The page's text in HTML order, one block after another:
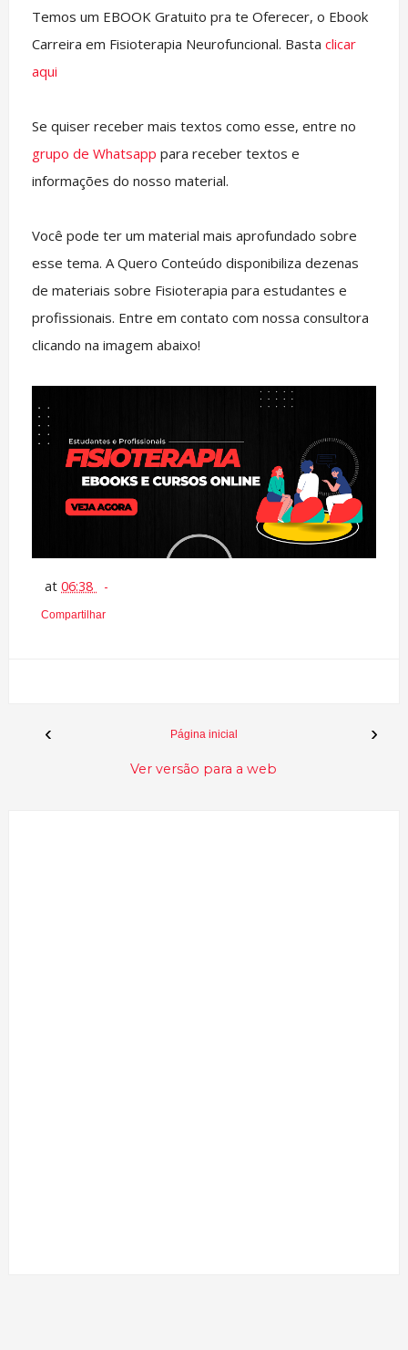
Temos um EBOOK Gratuito pra te Oferecer, o Ebook
Carreira em Fisioterapia Neurofuncional. Basta clicar
aqui
Se quiser receber mais textos como esse, entre no
grupo de Whatsapp para receber textos e
informações do nosso material.
Você pode ter um material mais aprofundado sobre
esse tema. A Quero Conteúdo disponibiliza dezenas
de materiais sobre Fisioterapia para estudantes e
profissionais. Entre em contato com nossa consultora
clicando na imagem abaixo!
at06:38
Compartilhar
‹ ›
Página inicial
Ver versão para a web